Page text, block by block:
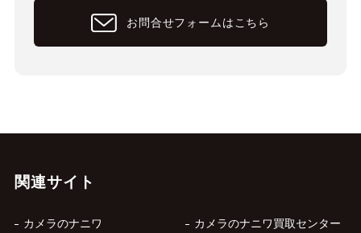
お問合せフォームはこちら
関連サイト
カメラのナニワ カメラのナニワ買取センター